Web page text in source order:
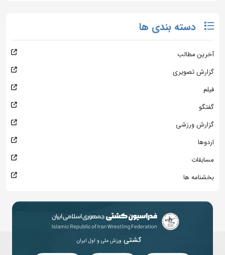
دسته بندی ها
آخرین مطالب
گزارش تصویری
فیلم
گفتگو
گزارش ورزشی
اردوها
مسابقات
بخشنامه ها
کشتی ورزش ملی و اول ایران